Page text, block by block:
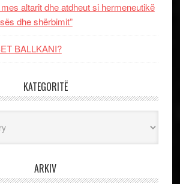
altarit dhe atdheut si hermeneutikë
dhe shërbimit”
BALLKANI?
KATEGORITË
ARKIV